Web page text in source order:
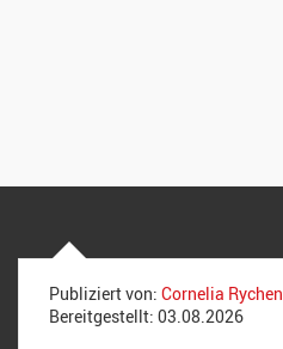
Publiziert von: Cornelia Rychen
Bereitgestellt: 03.08.2026